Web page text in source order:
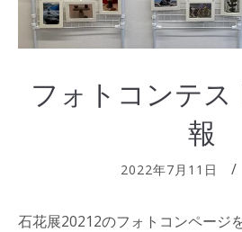
フォトコンテス
報
2022年7月11日
石花展20212のフォトコンページ